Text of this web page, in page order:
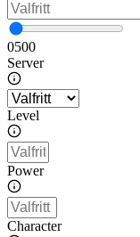
0500
Server
Level
Power
Character